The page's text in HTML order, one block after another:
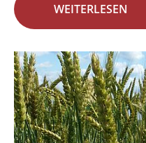
WEITERLESEN